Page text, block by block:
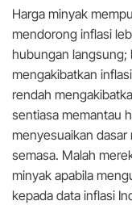
Harga minyak
mendorong inflasi
hubungan langsung;
mengakibatkan
rendah
sentiasa memantau
menyesuaikan
semasa. Malah
minyak apabila
kepada data inflasi